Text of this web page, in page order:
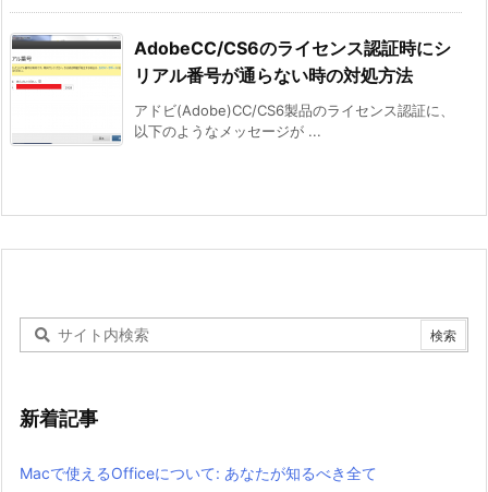
AdobeCC/CS6のライセンス認証時にシ
リアル番号が通らない時の対処方法
アドビ(Adobe)CC/CS6製品のライセンス認証に、
以下のようなメッセージが ...
新着記事
Macで使えるOfficeについて: あなたが知るべき全て